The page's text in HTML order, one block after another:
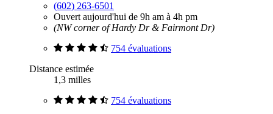
(602) 263-6501
Ouvert aujourd'hui de 9h am à 4h pm
(NW corner of Hardy Dr & Fairmont Dr)
754 évaluations
Distance estimée
1,3 milles
754 évaluations